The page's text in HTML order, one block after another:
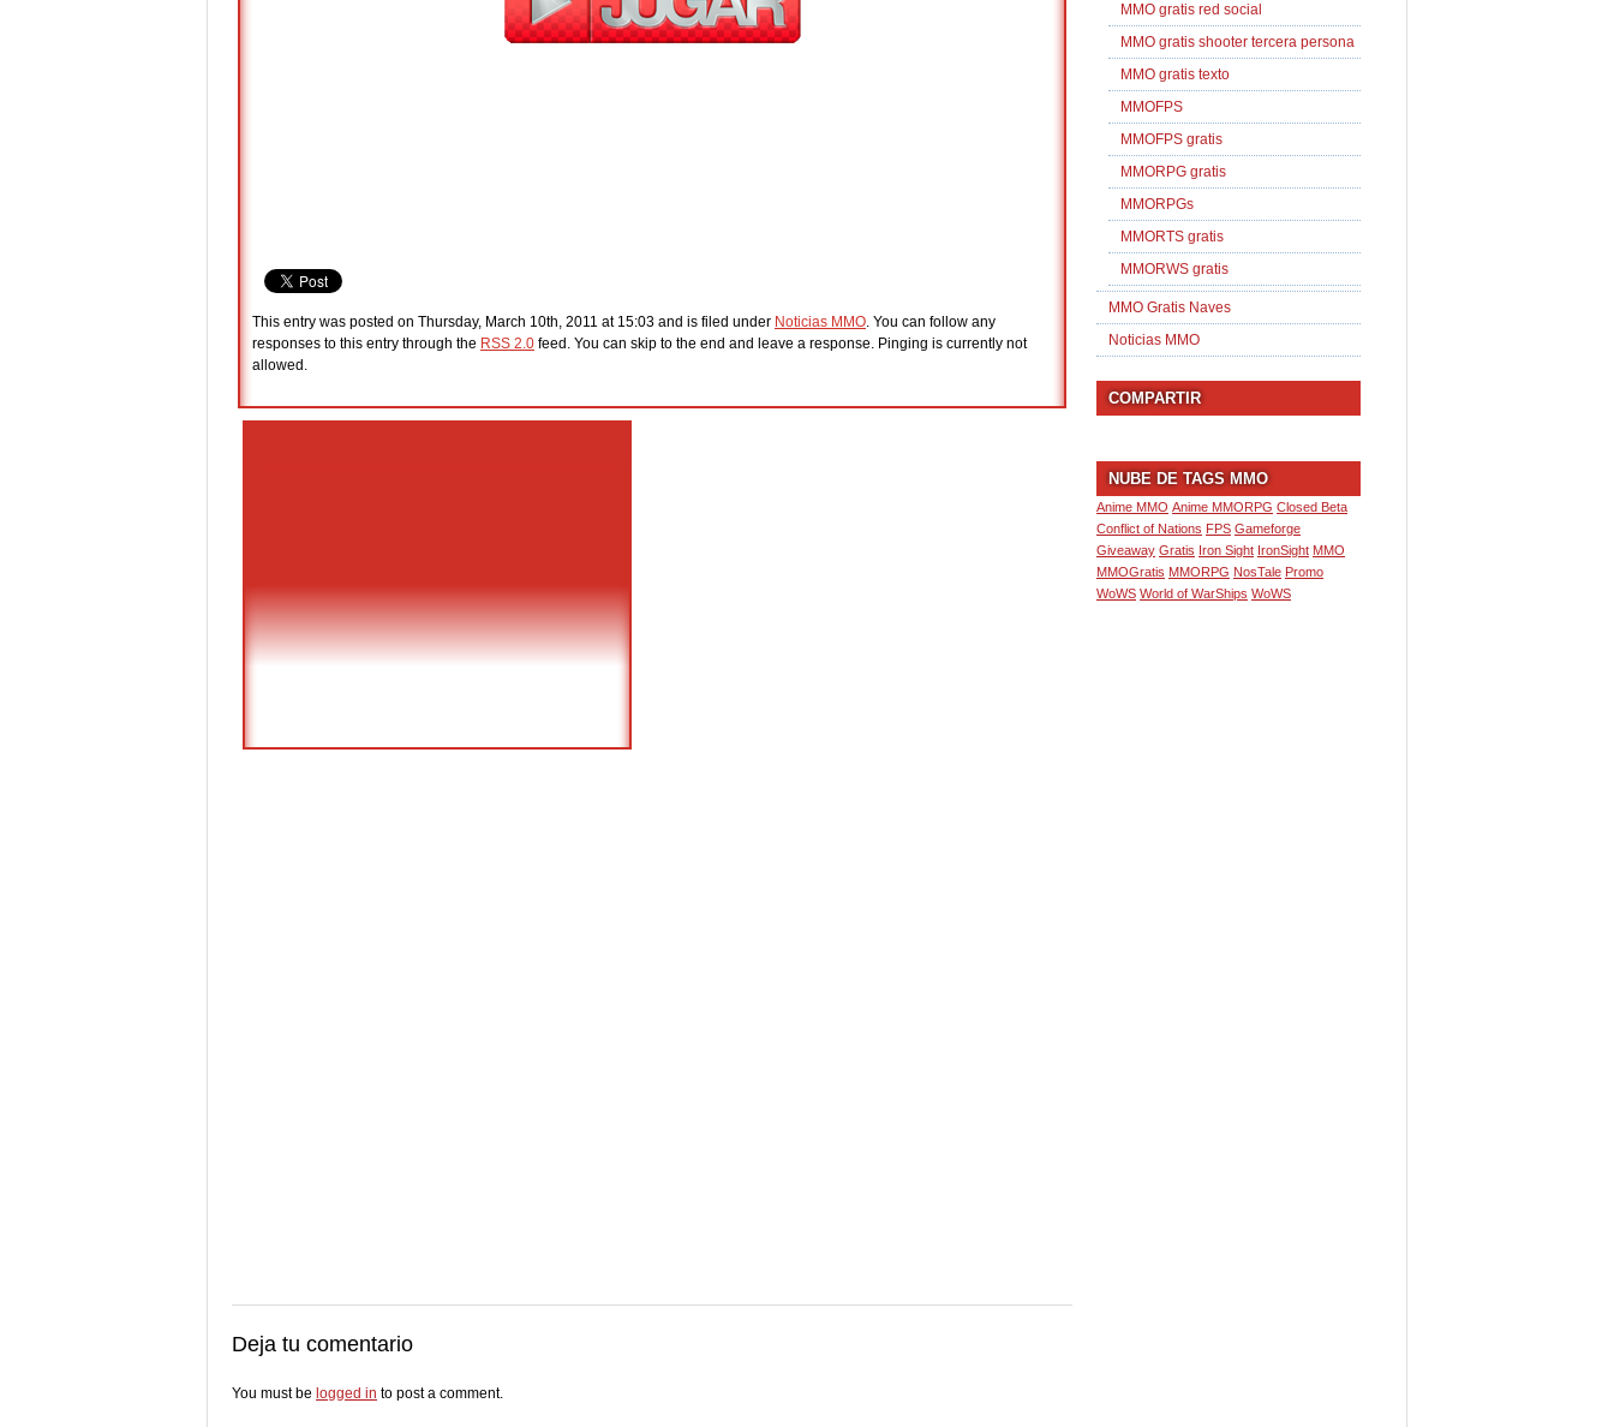
This entry was posted on Thursday, March 10th, 2011 at 15:03 and is filed under Noticias MMO. You can follow any
responses to this entry through the RSS 2.0 feed. You can skip to the end and leave a response. Pinging is currently not
allowed.
Deja tu comentario
You must be logged in to post a comment.
MMO gratis red social
MMO gratis shooter tercera persona
MMO gratis texto
MMOFPS
MMOFPS gratis
MMORPG gratis
MMORPGs
MMORTS gratis
MMORWS gratis
MMO Gratis Naves
Noticias MMO
COMPARTIR
NUBE DE TAGS MMO
Anime MMO Anime MMORPG Closed Beta
Conflict of Nations FPS Gameforge
Giveaway Gratis Iron Sight IronSight MMO
MMOGratis MMORPG NosTale Promo
WoWS World of WarShips WoWS